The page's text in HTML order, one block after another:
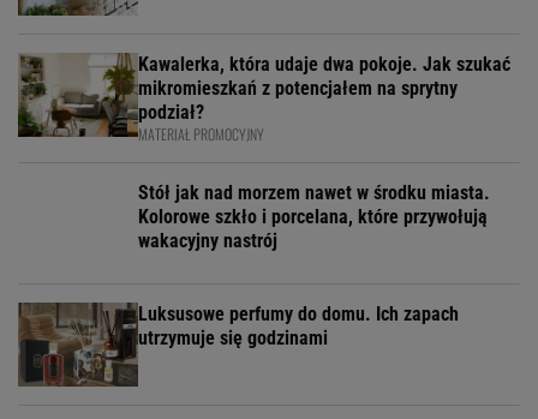
Kawalerka, która udaje dwa pokoje. Jak szukać
mikromieszkań z potencjałem na sprytny
podział?
MATERIAŁ PROMOCYJNY
Stół jak nad morzem nawet w środku miasta.
Kolorowe szkło i porcelana, które przywołują
wakacyjny nastrój
Luksusowe perfumy do domu. Ich zapach
utrzymuje się godzinami